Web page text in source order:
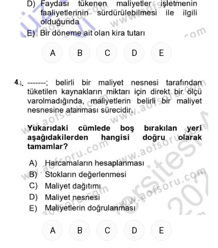
A B C D E
4.
A B C D E